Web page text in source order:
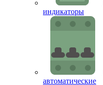
индикаторы
автоматические